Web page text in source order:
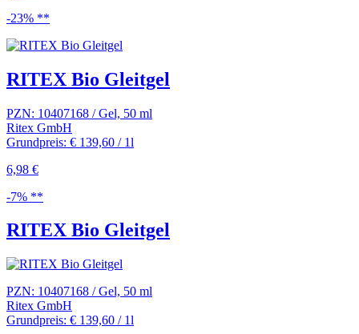
-23% **
RITEX Bio Gleitgel
PZN: 10407168 / Gel, 50 ml
Ritex GmbH
Grundpreis: € 139,60 / 1l
6,98 €
-7% **
RITEX Bio Gleitgel
PZN: 10407168 / Gel, 50 ml
Ritex GmbH
Grundpreis: € 139,60 / 1l